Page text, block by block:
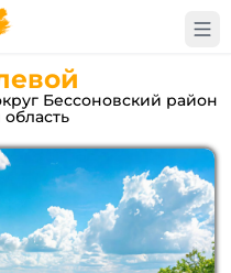
Бессоновский район